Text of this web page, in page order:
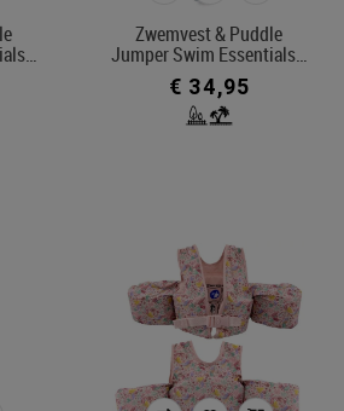
Zwemvest & Puddle
Jumper Swim Essentials…
€ 34,95